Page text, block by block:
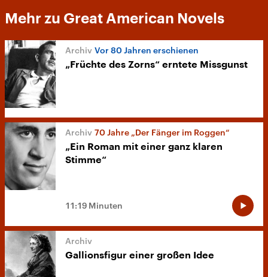
Mehr zu Great American Novels
Vor 80 Jahren erschienen
„Früchte des Zorns“ erntete Missgunst
70 Jahre „Der Fänger im Roggen“
„Ein Roman mit einer ganz klaren
Stimme“
11:19 Minuten
Gallionsfigur einer großen Idee